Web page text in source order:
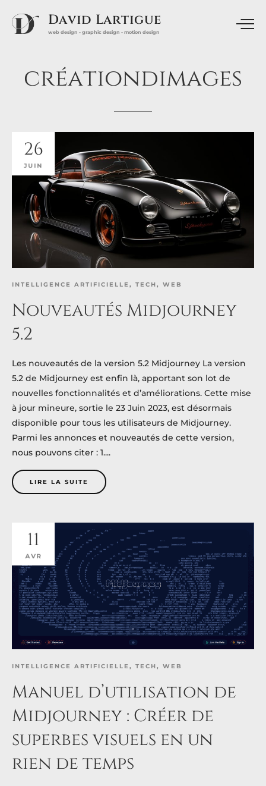
David Lartigue
web design - graphic design - motion design
créationdimages
26
JUIN
INTELLIGENCE ARTIFICIELLE, TECH, WEB
Nouveautés Midjourney
5.2
Les nouveautés de la version 5.2 Midjourney La version
5.2 de Midjourney est enfin là, apportant son lot de
nouvelles fonctionnalités et d’améliorations. Cette mise
à jour mineure, sortie le 23 Juin 2023, est désormais
disponible pour tous les utilisateurs de Midjourney.
Parmi les annonces et nouveautés de cette version,
nous pouvons citer : 1....
LIRE LA SUITE
11
AVR
INTELLIGENCE ARTIFICIELLE , TECH, WEB
Manuel d’utilisation de
Midjourney : Créer de
superbes visuels en un
rien de temps